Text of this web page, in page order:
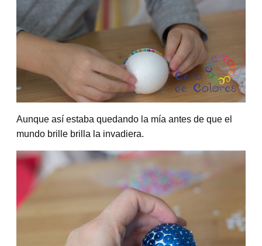
Aunque así estaba quedando la mía antes de que el
mundo brille brilla la invadiera.